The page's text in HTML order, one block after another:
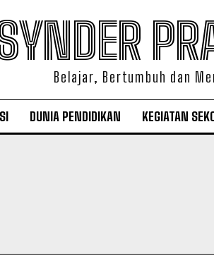
Belajar, Bertumbuh dan
DUNIA PENDIDIKAN KEGIATAN